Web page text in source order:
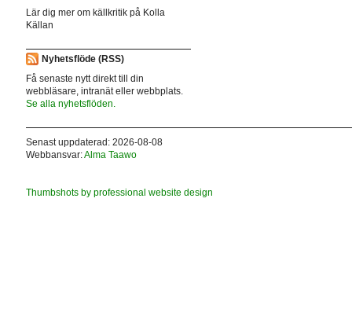
Lär dig mer om källkritik på Kolla
Källan
Nyhetsflöde (RSS)
Få senaste nytt direkt till din
webbläsare, intranät eller webbplats.
Se alla nyhetsflöden.
Senast uppdaterad: 2026-08-08
Webbansvar:Alma Taawo
Thumbshots by professional website design